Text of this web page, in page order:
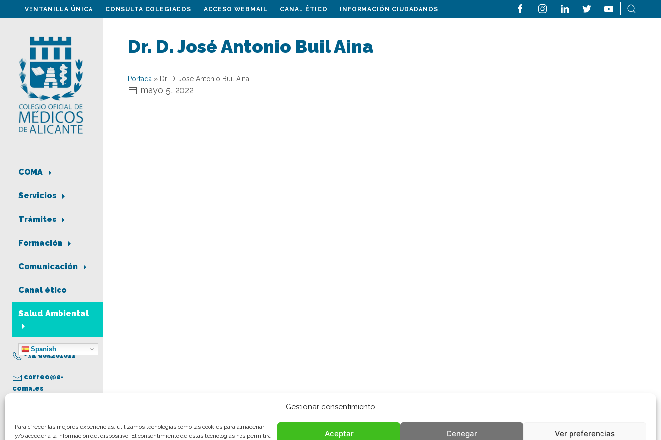
Gestionar consentimiento
Para ofrecer las mejores experiencias, utilizamos tecnologías como las cookies para almacenar
y/o acceder a la información del dispositivo. El consentimiento de estas tecnologías nos permitirá
Aceptar Denegar Ver preferencias
VENTANILLA ÚNICA CONSULTA COLEGIADOS ACCESO WEBMAIL CANAL ÉTICO INFORMACIÓN CIUDADANOS
COMA
Servicios
Trámites
Formación
Comunicación
Canal ético
Salud Ambiental
Spanish
+34 965261011
correo@e-
coma.es
Aviso legal
Dr. D. José Antonio Buil Aina
Portada » Dr. D. José Antonio Buil Aina
mayo 5, 2022